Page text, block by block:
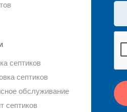
септиков
септиков
обслуживание
септиков